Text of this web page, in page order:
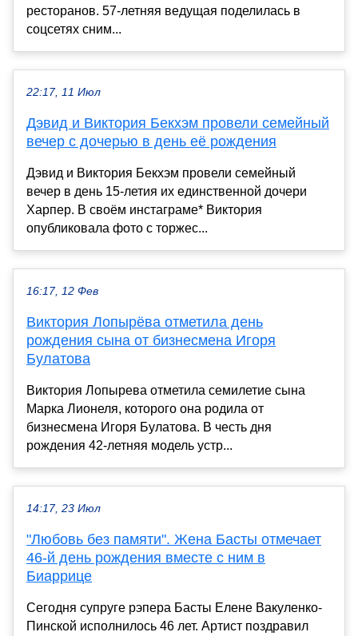
ресторанов. 57-летняя ведущая поделилась в
соцсетях сним...
22:17, 11 Июл
Дэвид и Виктория Бекхэм провели семейный
вечер с дочерью в день её рождения
Дэвид и Виктория Бекхэм провели семейный
вечер в день 15-летия их единственной дочери
Харпер. В своём инстаграме* Виктория
опубликовала фото с торжес...
16:17, 12 Фев
Виктория Лопырёва отметила день
рождения сына от бизнесмена Игоря
Булатова
Виктория Лопырева отметила семилетие сына
Марка Лионеля, которого она родила от
бизнесмена Игоря Булатова. В честь дня
рождения 42-летняя модель устр...
14:17, 23 Июл
"Любовь без памяти". Жена Басты отмечает
46-й день рождения вместе с ним в
Биаррице
Сегодня супруге рэпера Басты Елене Вакуленко-
Пинской исполнилось 46 лет. Артист поздравил